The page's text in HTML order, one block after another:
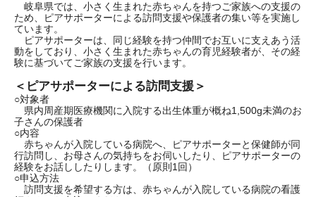
岐阜県では、小さく生まれた赤ちゃんを持つご家族への支援の
ため、ピアサポーターによる訪問支援や保護者の集い等を実施し
ています。
ピアサポーターは、同じ経験を持つ仲間でお互いに支えあう活
動をしており、小さく生まれた赤ちゃんの育児経験者が、その経
験に基づいてご家族の支援を行います。
＜ピアサポーターによる訪問支援＞
○対象者
県内周産期医療機関に入院する出生体重が概ね1,500g未満のお
子さんの保護者
○内容
赤ちゃんが入院している病院へ、ピアサポーターと保健師が同
行訪問し、お母さんの気持ちをお伺いしたり、ピアサポーターの
経験をお話ししたりします。（原則1回）
○申込方法
訪問支援を希望する方は、赤ちゃんが入院している病院の看護